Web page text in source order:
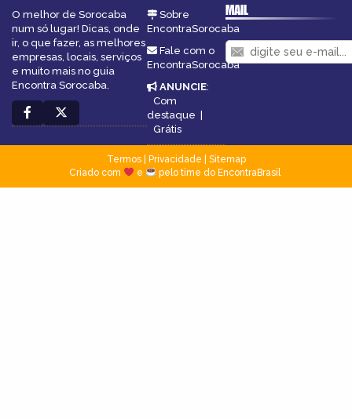
O melhor de Sorocaba
num só lugar! Dicas, onde
ir, o que fazer, as melhores
empresas, locais, serviços
e muito mais no guia
Encontra Sorocaba.
Sobre
EncontraSorocaba
Fale com o
EncontraSorocaba
ANUNCIE:
Com
destaque |
Grátis
MAIL
Termos| Privacidade
Sitemap
Criado com
e pelo time do EncontraBrasil